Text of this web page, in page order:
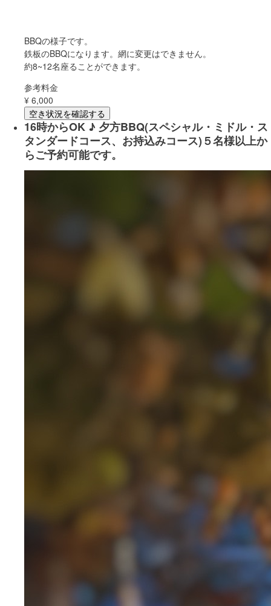
BBQの様子です。
鉄板のBBQになります。網に変更はできません。
約8~12名座ることができます。
参考料金
¥ 6,000
空き状況を確認する
16時からOK ♪ 夕方BBQ(スペシャル・ミドル・ス
タンダードコース、お持込みコース)５名様以上か
らご予約可能です。